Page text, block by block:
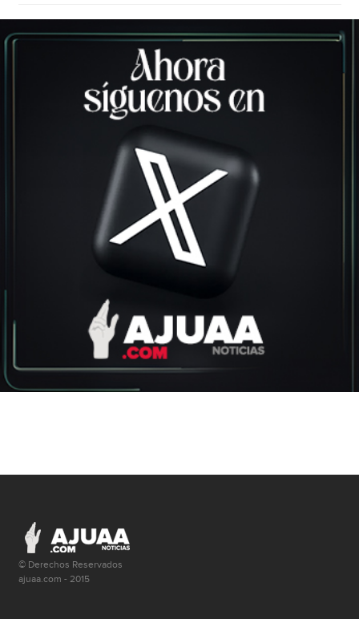
© Derechos Reservados
ajuaa.com - 2015